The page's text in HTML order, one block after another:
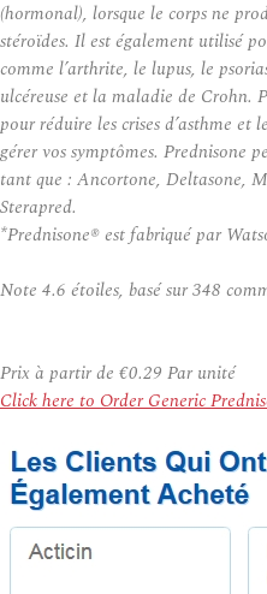
(hormonal), lorsque le corps ne
stéroïdes. Il est également utilisé
comme l’arthrite, le lupus, le
ulcéreuse et la maladie de Crohn.
pour réduire les crises d’asthme et
gérer vos symptômes. Prednisone
tant que : Ancortone, Deltasone,
Sterapred.
*Prednisone® est fabriqué par
Note 4.6 étoiles, basé sur348
Prix à partir de €0.29 Par unité
Click here to Order Generic